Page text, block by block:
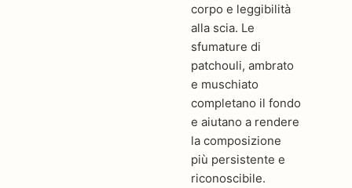
corpo e leggibilità
alla scia. Le
sfumature di
patchouli, ambrato
e muschiato
completano il fondo
e aiutano a rendere
la composizione
più persistente e
riconoscibile.